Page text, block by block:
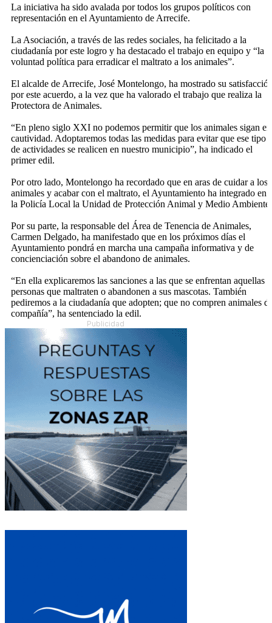
La iniciativa ha sido avalada por todos los grupos políticos con
representación en el Ayuntamiento de Arrecife.
La Asociación, a través de las redes sociales, ha felicitado a la
ciudadanía por este logro y ha destacado el trabajo en equipo y “la
voluntad política para erradicar el maltrato a los animales”.
El alcalde de Arrecife, José Montelongo, ha mostrado su
por este acuerdo, a la vez que ha valorado el trabajo que realiza la
Protectora de Animales.
“En pleno siglo XXI no podemos permitir que los animales sigan en
cautividad. Adoptaremos todas las medidas para evitar que ese tipo
de actividades se realicen en nuestro municipio”, ha indicado el
primer edil.
Por otro lado, Montelongo ha recordado que en aras de cuidar a los
animales y acabar con el maltrato, el Ayuntamiento ha integrado en
la Policía Local la Unidad de Protección Animal y Medio Ambiente.
Por su parte, la responsable del Área de Tenencia de Animales,
Carmen Delgado, ha manifestado que en los próximos días el
Ayuntamiento pondrá en marcha una campaña informativa y de
concienciación sobre el abandono de animales.
“En ella explicaremos las sanciones a las que se enfrentan aquellas
personas que maltraten o abandonen a sus mascotas. También
pediremos a la ciudadanía que adopten; que no compren animales
compañía”, ha sentenciado la edil.
Publicidad